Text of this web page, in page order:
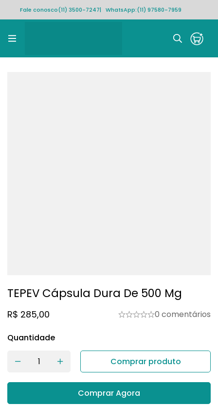
Fale conosco(11) 3500-7247| WhatsApp:(11) 97580-7959
TEPEV Cápsula Dura De 500 Mg
R$ 285,00 0 comentários
Quantidade
Comprar produto
Comprar Agora